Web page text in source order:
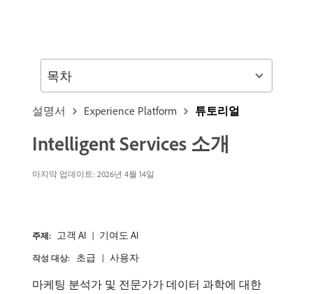
설명서 Experience Platform 튜토리얼
Intelligent Services 소개
마지막 업데이트: 2026년 4월 14일
주제: 고객 AI 기여도 AI
작성 대상: 초급 사용자
마케팅 분석가 및 전문가가 데이터 과학에 대한
목차